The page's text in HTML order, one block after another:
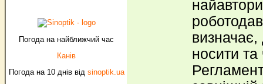
Погода на найближчий час
Канів
Погода на 10 днів від sinoptik.ua
носити